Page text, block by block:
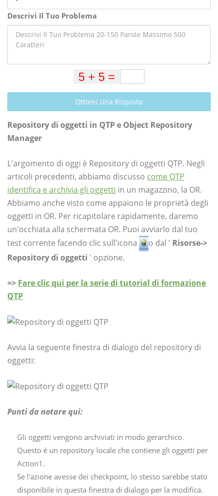
Descrivi Il Tuo Problema
Ottieni Una Risposta
Repository di oggetti in QTP e Object Repository
Manager
L'argomento di oggi è Repository di oggetti QTP. Negli
articoli precedenti, abbiamo discusso come QTP
identifica e archivia gli oggetti in un magazzino, la OR.
Abbiamo anche visto come appaiono le proprietà degli
oggetti in OR. Per ricapitolare rapidamente, daremo
un'occhiata alla schermata OR. Puoi avviarlo dal tuo
test corrente facendo clic sull'icona
o dal ' Risorse->
Repository di oggetti ' opzione.
=> Fare clic qui per la serie di tutorial di formazione
QTP
Avvia la seguente finestra di dialogo del repository di
oggetti:
Punti da notare qui:
Gli oggetti vengono archiviati in modo gerarchico.
Questo è un repository locale che contiene gli oggetti per
Action1.
Se l'azione avesse dei checkpoint, lo stesso sarebbe stato
disponibile in questa finestra di dialogo per la modifica.